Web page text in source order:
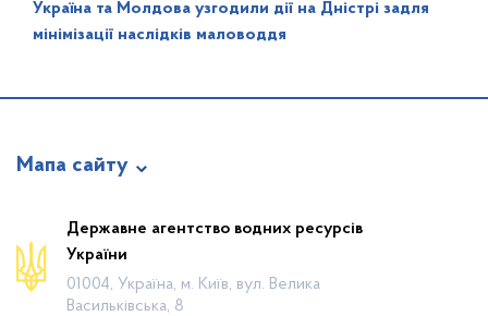
Україна та Молдова узгодили дії на Дністрі задля
мінімізації наслідків маловоддя
Мапа сайту
Про відомство
Діяльність
Громадянам
Державне агентство водних ресурсів
України
01004, Україна, м. Київ, вул. Велика
Васильківська, 8